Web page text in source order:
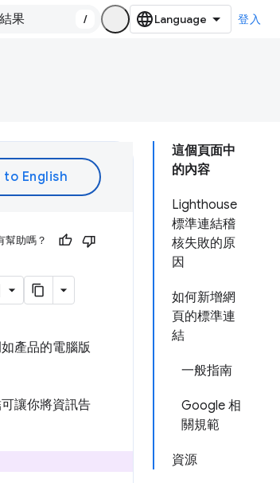
/ 登入
這個頁面中
的內容
Lighthouse
標準連結稽
核失敗的原
因
如何新增網
頁的標準連
結
一般指南
Google 相
關規範
資源
幫助嗎？
產品的電腦版
讓你將資訊告